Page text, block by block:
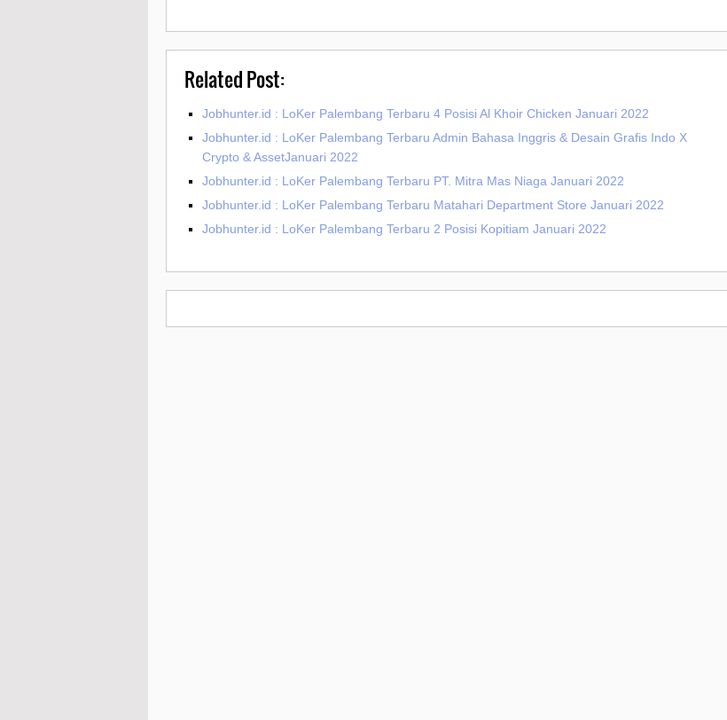
Related Post:
Jobhunter.id : LoKer Palembang Terbaru 4 Posisi Al Khoir Chicken Januari 2022
Jobhunter.id : LoKer Palembang Terbaru Admin Bahasa Inggris & Desain Grafis Indo X
Crypto & AssetJanuari 2022
Jobhunter.id : LoKer Palembang Terbaru PT. Mitra Mas Niaga Januari 2022
Jobhunter.id : LoKer Palembang Terbaru Matahari Department Store Januari 2022
Jobhunter.id : LoKer Palembang Terbaru 2 Posisi Kopitiam Januari 2022